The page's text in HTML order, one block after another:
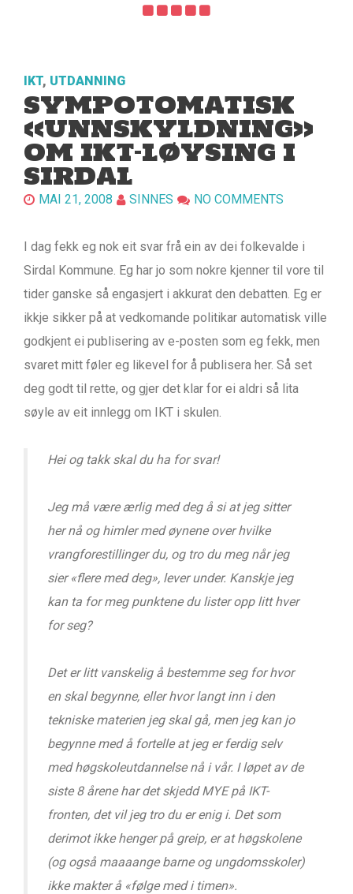
IKT, UTDANNING
SYMPOTOMATISK
«UNNSKYLDNING»
OM IKT-LØYSING I
SIRDAL
MAI 21, 2008 SINNES NO COMMENTS
I dag fekk eg nok eit svar frå ein av dei folkevalde i
Sirdal Kommune. Eg har jo som nokre kjenner til vore til
tider ganske så engasjert i akkurat den debatten. Eg er
ikkje sikker på at vedkomande politikar automatisk ville
godkjent ei publisering av e-posten som eg fekk, men
svaret mitt føler eg likevel for å publisera her. Så set
deg godt til rette, og gjer det klar for ei aldri så lita
søyle av eit innlegg om IKT i skulen.
Hei og takk skal du ha for svar!
Jeg må være ærlig med deg å si at jeg sitter
her nå og himler med øynene over hvilke
vrangforestillinger du, og tro du meg når jeg
sier «flere med deg», lever under. Kanskje jeg
kan ta for meg punktene du lister opp litt hver
for seg?
Det er litt vanskelig å bestemme seg for hvor
en skal begynne, eller hvor langt inn i den
tekniske materien jeg skal gå, men jeg kan jo
begynne med å fortelle at jeg er ferdig selv
med høgskoleutdannelse nå i vår. I løpet av de
siste 8 årene har det skjedd MYE på IKT-
fronten, det vil jeg tro du er enig i. Det som
derimot ikke henger på greip, er at høgskolene
(og også maaaange barne og ungdomsskoler)
ikke makter å «følge med i timen».